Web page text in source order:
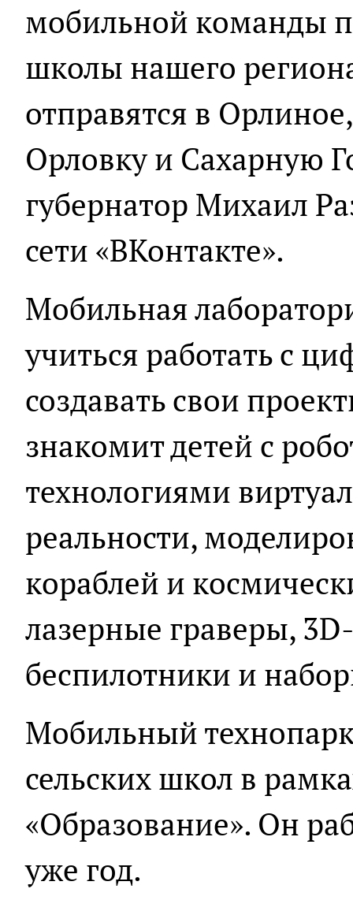
мобильной команды
школы нашего
отправятся в
Орловку и Сахарную
губернатор Михаил
сети «ВКонтакте».
Мобильная
учиться работать с
создавать свои
знакомит детей с
технологиями
реальности,
кораблей и
лазерные граверы,
беспилотники и
Мобильный
сельских школ в
«Образование». Он
уже год.